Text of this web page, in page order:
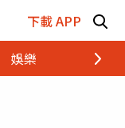
下載 APP
娛樂 財經